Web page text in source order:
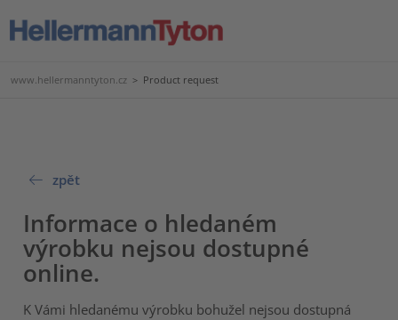
www.hellermanntyton.cz > Product request
zpět
Informace o hledaném
výrobku nejsou dostupné
online.
K Vámi hledanému výrobku bohužel nejsou dostupná